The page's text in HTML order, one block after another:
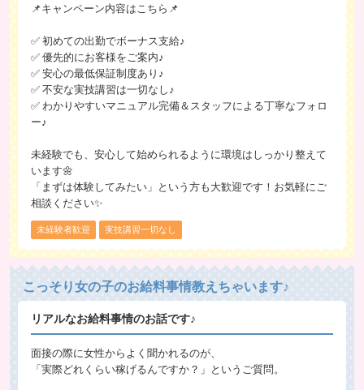
📌キャンペーン内容はこちら📌
✅ 初めての出勤でボーナス支給♪
✅ 優先的にお客様をご案内♪
✅ 安心の最低保証制度あり♪
✅ 不安な実技講習は一切なし♪
✅ わかりやすいマニュアル完備＆スタッフによる丁寧なフォロ
ー♪
未経験でも、安心して始められるように環境はしっかり整えて
います🌼
「まずは体験してみたい」という方も大歓迎です！お気軽にご
相談ください✨
未経験者歓迎 実技講習一切なし
こっそり女の子のお給料事情教えちゃいます♪
リアルなお給料事情のお話です♪
面接の際に女性からよく聞かれるのが、
「実際どれくらい稼げるんですか？」というご質問。